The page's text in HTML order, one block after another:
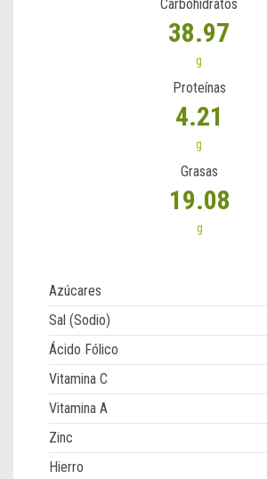
Carbohidratos
38.97
g
Proteínas
4.21
g
Grasas
19.08
g
Azúcares
Sal (Sodio)
Ácido Fólico
Vitamina C
Vitamina A
Zinc
Hierro